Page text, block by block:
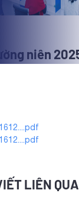
niên
LIÊN